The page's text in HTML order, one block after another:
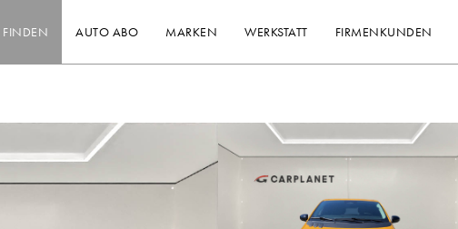
AUTO ABO MARKEN WERKSTATT FIRMENKUNDEN